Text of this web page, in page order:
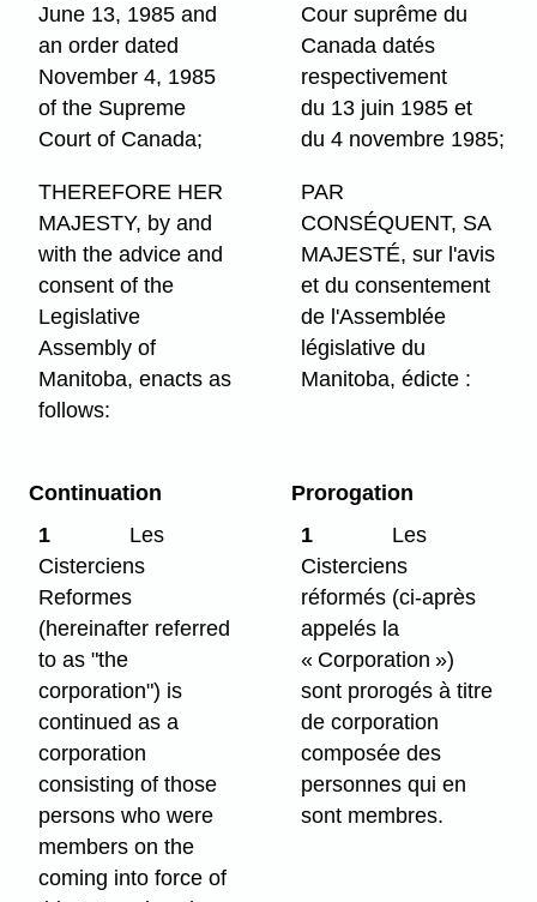
June 13, 1985 and
an order dated
November 4, 1985
of the Supreme
Court of Canada;
Cour suprême du
Canada datés
respectivement
du 13 juin 1985 et
du 4 novembre 1985;
THEREFORE HER
MAJESTY, by and
with the advice and
consent of the
Legislative
Assembly of
Manitoba, enacts as
follows:
PAR
CONSÉQUENT, SA
MAJESTÉ, sur l'avis
et du consentement
de l'Assemblée
législative du
Manitoba, édicte :
Continuation
1
Les
Cisterciens
Reformes
(hereinafter referred
to as "the
corporation") is
continued as a
corporation
consisting of those
persons who were
members on the
coming into force of
Prorogation
1
Les
Cisterciens
réformés (ci-après
appelés la
« Corporation »)
sont prorogés à titre
de corporation
composée des
personnes qui en
sont membres.